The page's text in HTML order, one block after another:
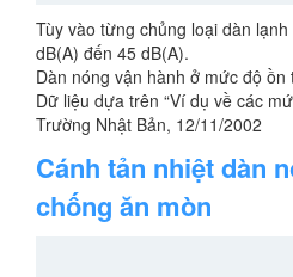
Tùy vào từng chủng loại dàn
dB(A) đến 45 dB(A).
Dàn nóng vận hành ở mức độ
Dữ liệu dựa trên “Ví dụ về các
Trường Nhật Bản, 12/11/2002
Cánh tản nhiệt dàn
chống ăn mòn